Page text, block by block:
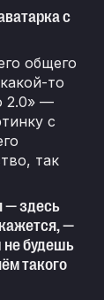
с
общего
то
2.0» —
с
так
— здесь
—
не будешь
такого